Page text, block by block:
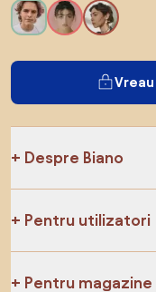
Despre Biano
Pentru utilizatori
Pentru magazine